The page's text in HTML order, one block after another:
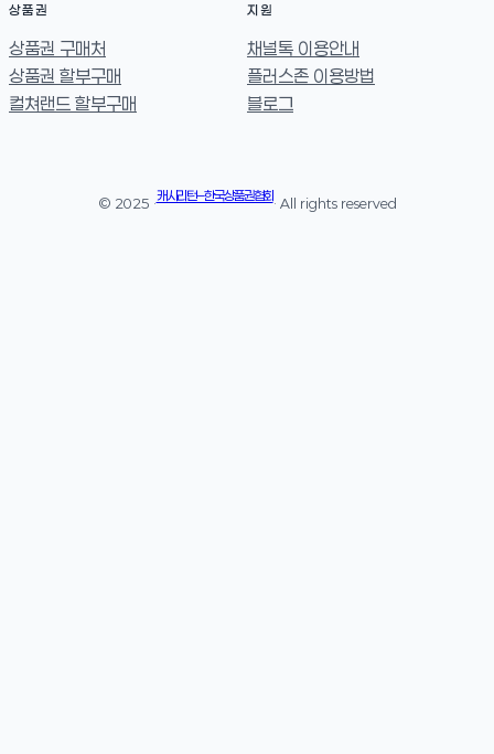
상품권
상품권 구매처
상품권 할부구매
컬쳐랜드 할부구매
지원
채널톡 이용안내
플러스존 이용방법
블로그
© 2025 ·
캐시리턴 – 한국상품권협회
· All rights reserved